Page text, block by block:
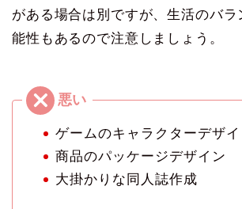
がある場合は別ですが、生活のバラ
能性もあるので注意しましょう。
ゲームのキャラクターデザイ
商品のパッケージデザイン
大掛かりな同人誌作成